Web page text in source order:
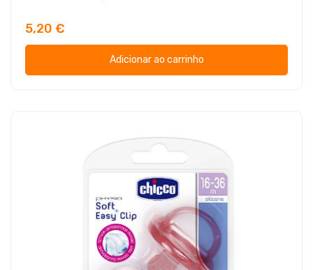
5,20 €
Adicionar ao carrinho